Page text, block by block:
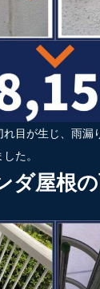
目が生じ、雨漏
た。
ダ屋根の